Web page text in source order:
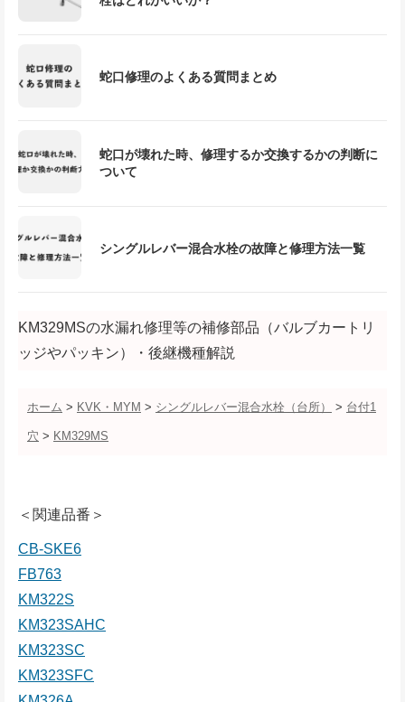
蛇口修理のよくある質問まとめ
蛇口が壊れた時、修理するか交換するかの判断に
ついて
シングルレバー混合水栓の故障と修理方法一覧
KM329MSの水漏れ修理等の補修部品（バルブカートリ
ッジやパッキン）・後継機種解説
ホーム > KVK・MYM > シングルレバー混合水栓（台所） > 台付1
穴 > KM329MS
＜関連品番＞
CB-SKE6
FB763
KM322S
KM323SAHC
KM323SC
KM323SFC